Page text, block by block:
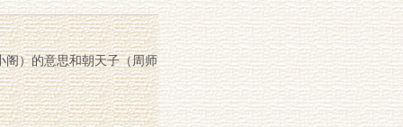
阁）的意思和朝天子（周师